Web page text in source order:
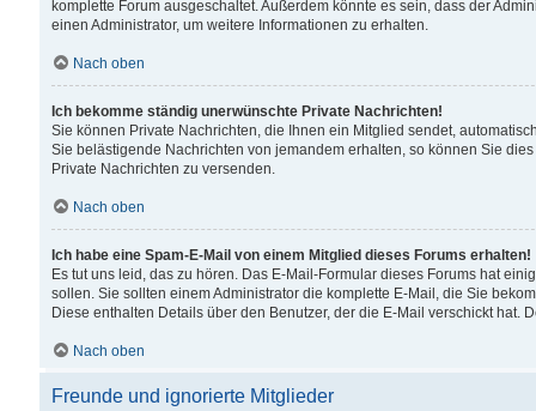
komplette Forum ausgeschaltet. Außerdem könnte es sein, dass der
einen Administrator, um weitere Informationen zu erhalten.
Nach oben
Ich bekomme ständig unerwünschte Private Nachrichten!
Sie können Private Nachrichten, die Ihnen ein Mitglied sendet,
Sie belästigende Nachrichten von jemandem erhalten, so können Sie
Private Nachrichten zu versenden.
Nach oben
Ich habe eine Spam-E-Mail von einem Mitglied dieses Forums erhalten!
Es tut uns leid, das zu hören. Das E-Mail-Formular dieses Forums hat
sollen. Sie sollten einem Administrator die komplette E-Mail, die Sie
Diese enthalten Details über den Benutzer, der die E-Mail verschickt hat.
Nach oben
Freunde und ignorierte Mitglieder